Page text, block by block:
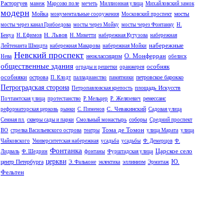
Расторгуев манеж Марсово поле мечеть Миллионная улица Михайловский замок
модерн Мойка монументальные сооружения Московский проспект мосты
мосты через канал Грибоедова мосты через Мойку мосты через Фонтанку Н.
Бенуа Н. Ефимов Н. Львов Н. Микетти набережная Кутузова набережная
Лейтенанта Шмидта набережная Макарова набережная Мойки набережные
Нева Невский проспект неоклассицизм О. Монферран обелиск
общественные здания ограды и решетки оранжерея особняк
особняки острова П. Клодт палладианство памятники петровское барокко
Петроградская сторона Петропавловская крепость площадь Искусств
Почтамтская улица протестанство Р. Мельцер Р. Желязевич ренессанс
реформаторская церковь рынки С. Пименов С. Чевакинский Садовая улица
Сенная пл. скверы сады и парки Смольный монастырь соборы Средний проспект
ВО стрелка Васильевского острова театры Тома де Томон улица Марата улица
Чайковского Университетская набережная усадьба усадьбы Ф. Демерцов Ф.
Лидваль Ф. Шедрин Фонтанка фонтаны Фурштадская улица Царское село
центр Петербурга церкви Э. Фальконе эклектика эллинизм Эрмитаж Ю.
Фельтен